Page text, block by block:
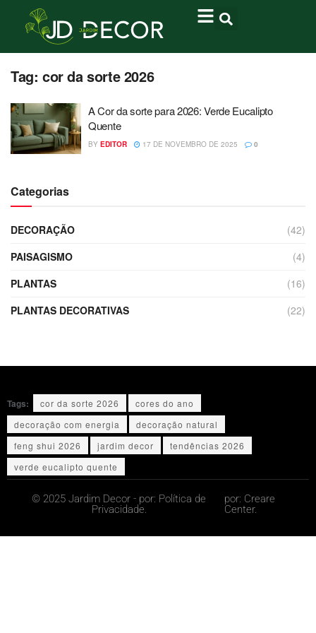
Tag: cor da sorte 2026
A Cor da sorte para 2026: Verde Eucalipto
Quente
BY EDITOR 17 DE NOVEMBRO DE 2025 0
Categorias
DECORAÇÃO
(42)
PAISAGISMO
(4)
PLANTAS
(16)
PLANTAS DECORATIVAS
(22)
Tags: cor da sorte 2026
cores do ano
decoração com energia
decoração natural
feng shui 2026
jardim decor
tendências 2026
verde eucalipto quente
© 2025 Jardim Decor - por: Política de
Privacidade.
por: Creare
Center.